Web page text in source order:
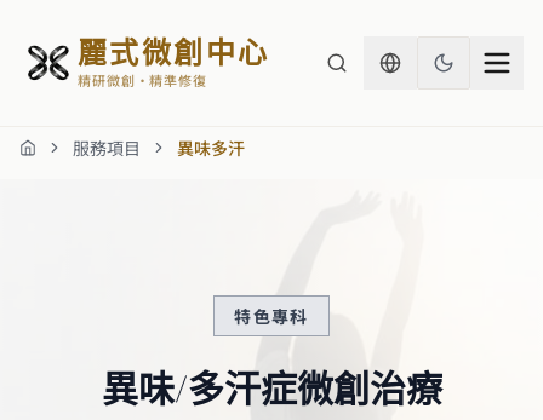
麗式微創中心
精研微創・精準修復
首頁 服務項目 異味多汗
特色專科
異味/多汗症微創治療